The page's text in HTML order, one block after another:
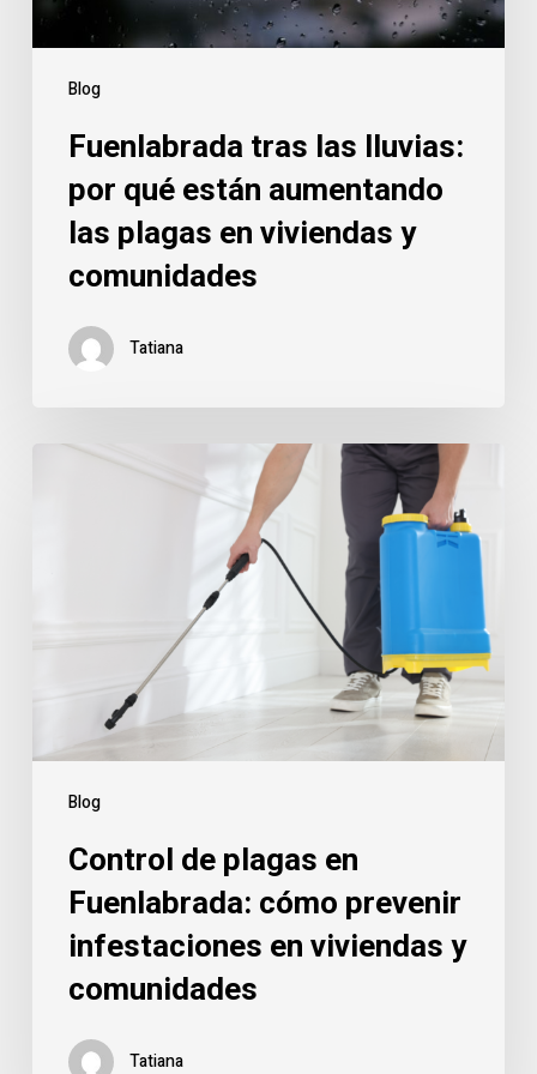
Blog
las
plagas
comunidades
Fuenlabrada tras las lluvias:
por qué están aumentando
las plagas en viviendas y
comunidades
Tatiana
Blog
Control
infestaciones
viviendas
Control de plagas en
Fuenlabrada: cómo prevenir
infestaciones en viviendas y
comunidades
Tatiana